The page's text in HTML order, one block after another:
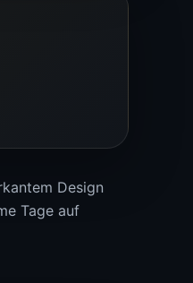
Design
Tage auf